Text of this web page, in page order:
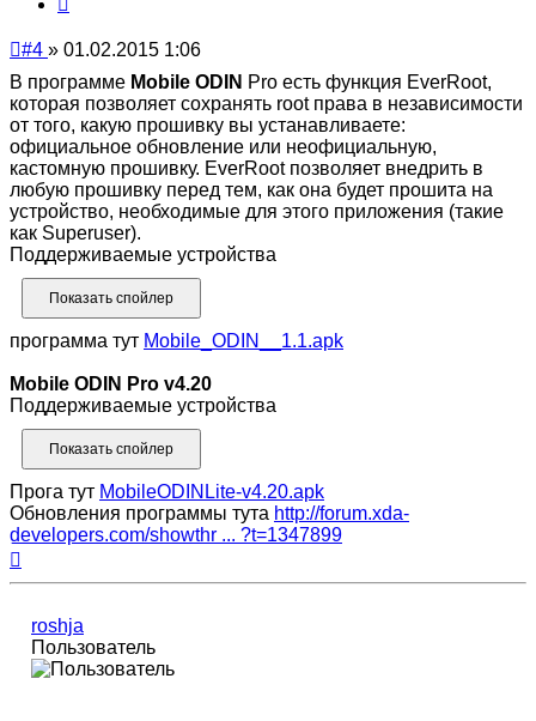
Непрочитанное
#4 » 01.02.2015 1:06
В программе Mobile ODIN Pro есть функция EverRoot,
которая позволяет сохранять root права в независимости
от того, какую прошивку вы устанавливаете:
официальное обновление или неофициальную,
кастомную прошивку. EverRoot позволяет внедрить в
любую прошивку перед тем, как она будет прошита на
устройство, необходимые для этого приложения (такие
как Superuser).
Поддерживаемые устройства
программа тут Mobile_ODIN__1.1.apk
Mobile ODIN Pro v4.20
Поддерживаемые устройства
Прога тут MobileODINLite-v4.20.apk
Обновления программы тута http://forum.xda-
developers.com/showthr ... ?t=1347899
roshja
Пользователь